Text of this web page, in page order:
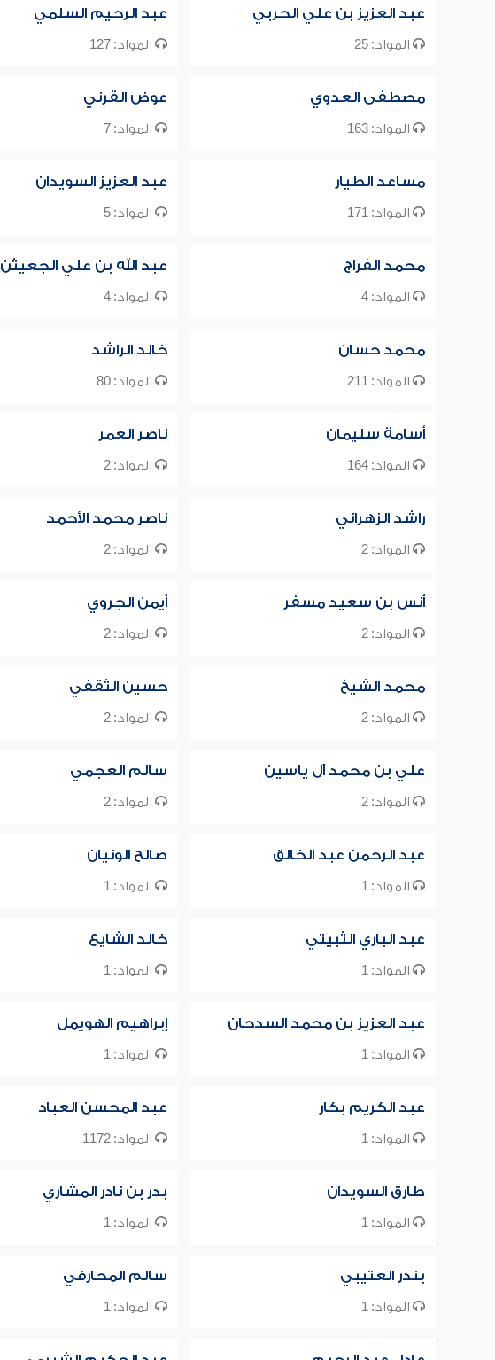
عبد العزيز بن علي الحربي
المواد: 25
عبد الرحيم السلمي
المواد: 127
مصطفى العدوي
المواد: 163
عوض القرني
المواد: 7
مساعد الطيار
المواد: 171
عبد العزيز السويدان
المواد: 5
محمد الفراج
المواد: 4
عبد الله بن علي الجعيثن
المواد: 4
محمد حسان
المواد: 211
خالد الراشد
المواد: 80
أسامة سليمان
المواد: 164
ناصر العمر
المواد: 2
راشد الزهراني
المواد: 2
ناصر محمد الأحمد
المواد: 2
أنس بن سعيد مسفر
المواد: 2
أيمن الجروي
المواد: 2
محمد الشيخ
المواد: 2
حسين الثقفي
المواد: 2
علي بن محمد آل ياسين
المواد: 2
سالم العجمي
المواد: 2
عبد الرحمن عبد الخالق
المواد: 1
صالح الونيان
المواد: 1
عبد الباري الثبيتي
المواد: 1
خالد الشايع
المواد: 1
عبد العزيز بن محمد السدحان
المواد: 1
إبراهيم الهويمل
المواد: 1
عبد الكريم بكار
المواد: 1
عبد المحسن العباد
المواد: 1172
طارق السويدان
المواد: 1
بدر بن نادر المشاري
المواد: 1
بندر العتيبي
المواد: 1
سالم المحارفي
المواد: 1